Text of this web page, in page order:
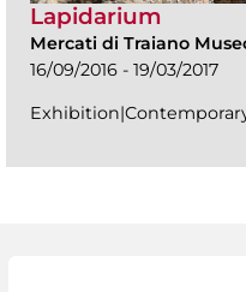
Lapidarium
Mercati di Traiano
16/09/2016 - 19/03/2017